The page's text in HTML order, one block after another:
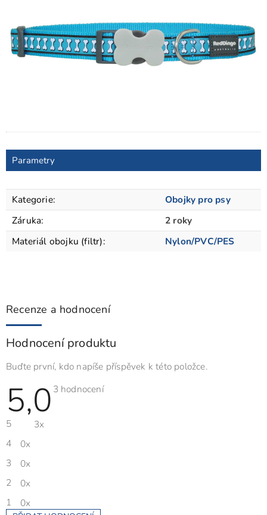
Parametry
Kategorie:
Obojky pro psy
Záruka:
2 roky
Materiál obojku (filtr): Nylon/PVC/PES
Recenze a hodnocení
Hodnocení produktu
Buďte první, kdo napíše příspěvek k této položce.
5,0 Průměrné
3 hodnocení
5
3x
4
0x
3
0x
2
0x
1
0x